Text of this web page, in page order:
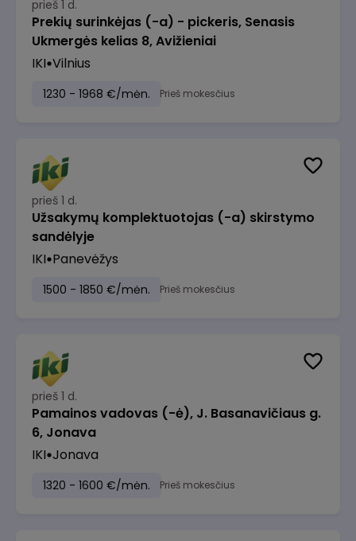
prieš 1 d.
Prekių surinkėjas (-a) - pickeris, Senasis
Ukmergės kelias 8, Avižieniai
IKI Vilnius
1230 - 1968 €/mėn. Prieš mokesčius
prieš 1 d.
Užsakymų komplektuotojas (-a) skirstymo
sandėlyje
IKI Panevėžys
1500 - 1850 €/mėn. Prieš mokesčius
prieš 1 d.
Pamainos vadovas (-ė), J. Basanavičiaus g.
6, Jonava
IKI Jonava
1320 - 1600 €/mėn. Prieš mokesčius